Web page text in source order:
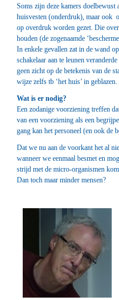
Soms zijn deze kamers
huisvesten (onderdruk), maar ook
op overdruk worden gezet. Die
houden (de zogenaamde
In enkele gevallen zat in de wand
schakelaar aan te leunen
geen zicht op de betekenis van de
wijze zelfs tb ‘het huis’ in
Wat is er nodig?
Een zodanige voorziening treffen
van een voorziening als een
gang kan het personeel (en ook de
Dat we nu aan de voorkant het al
wanneer we eenmaal besmet en
strijd met de micro-organismen
Dan toch maar minder mensen?